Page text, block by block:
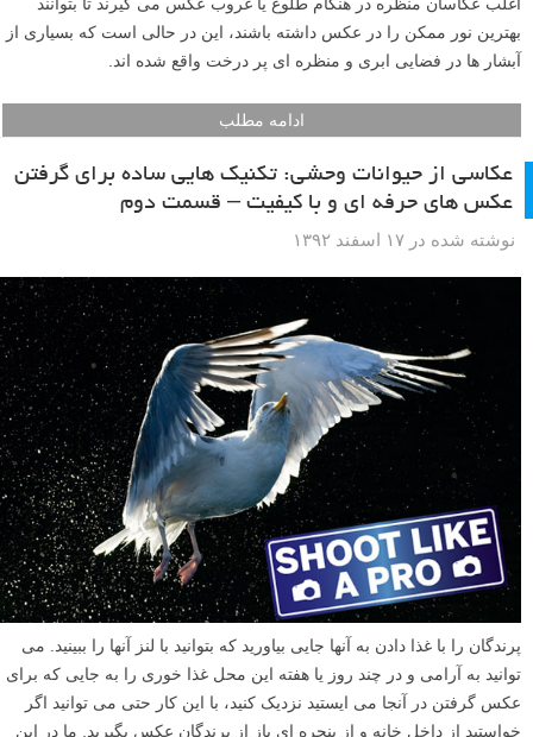
نور (یا بهتر بگویم، عدم وجود آن) دلیل اصلی گرفته شدن بسیاری از عکس
های آب با سرعت شاتر پایین است.
اغلب عکاسان منظره در هنگام طلوع یا غروب عکس می گیرند تا بتوانند
بهترین نور ممکن را در عکس داشته باشند، این در حالی است که بسیاری از
آبشار ها در فضایی ابری و منظره ای پر درخت واقع شده اند.
ادامه مطلب
عکاسی از حیوانات وحشی: تکنیک هایی ساده برای گرفتن
عکس های حرفه ای و با کیفیت – قسمت دوم
نوشته شده در ۱۷ اسفند ۱۳۹۲